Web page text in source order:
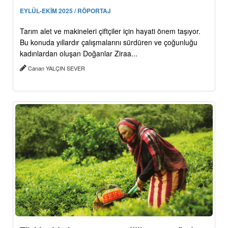
EYLÜL-EKİM 2025 / RÖPORTAJ
Tarım alet ve makineleri çiftçiler için hayati önem taşıyor.
Bu konuda yıllardır çalışmalarını sürdüren ve çoğunluğu
kadınlardan oluşan Doğanlar Ziraa...
Canan YALÇIN SEVER